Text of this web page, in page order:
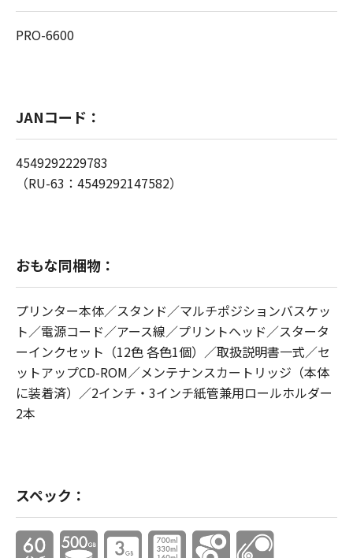
PRO-6600
JANコード：
4549292229783
（RU-63：4549292147582）
おもな同梱物：
プリンター本体／スタンド／マルチポジションバスケッ
ト／電源コード／アース線／プリントヘッド／スタータ
ーインクセット（12色 各色1個）／取扱説明書一式／セ
ットアップCD-ROM／メンテナンスカートリッジ（本体
に装着済）／2インチ・3インチ紙管兼用ロールホルダー
2本
スペック：